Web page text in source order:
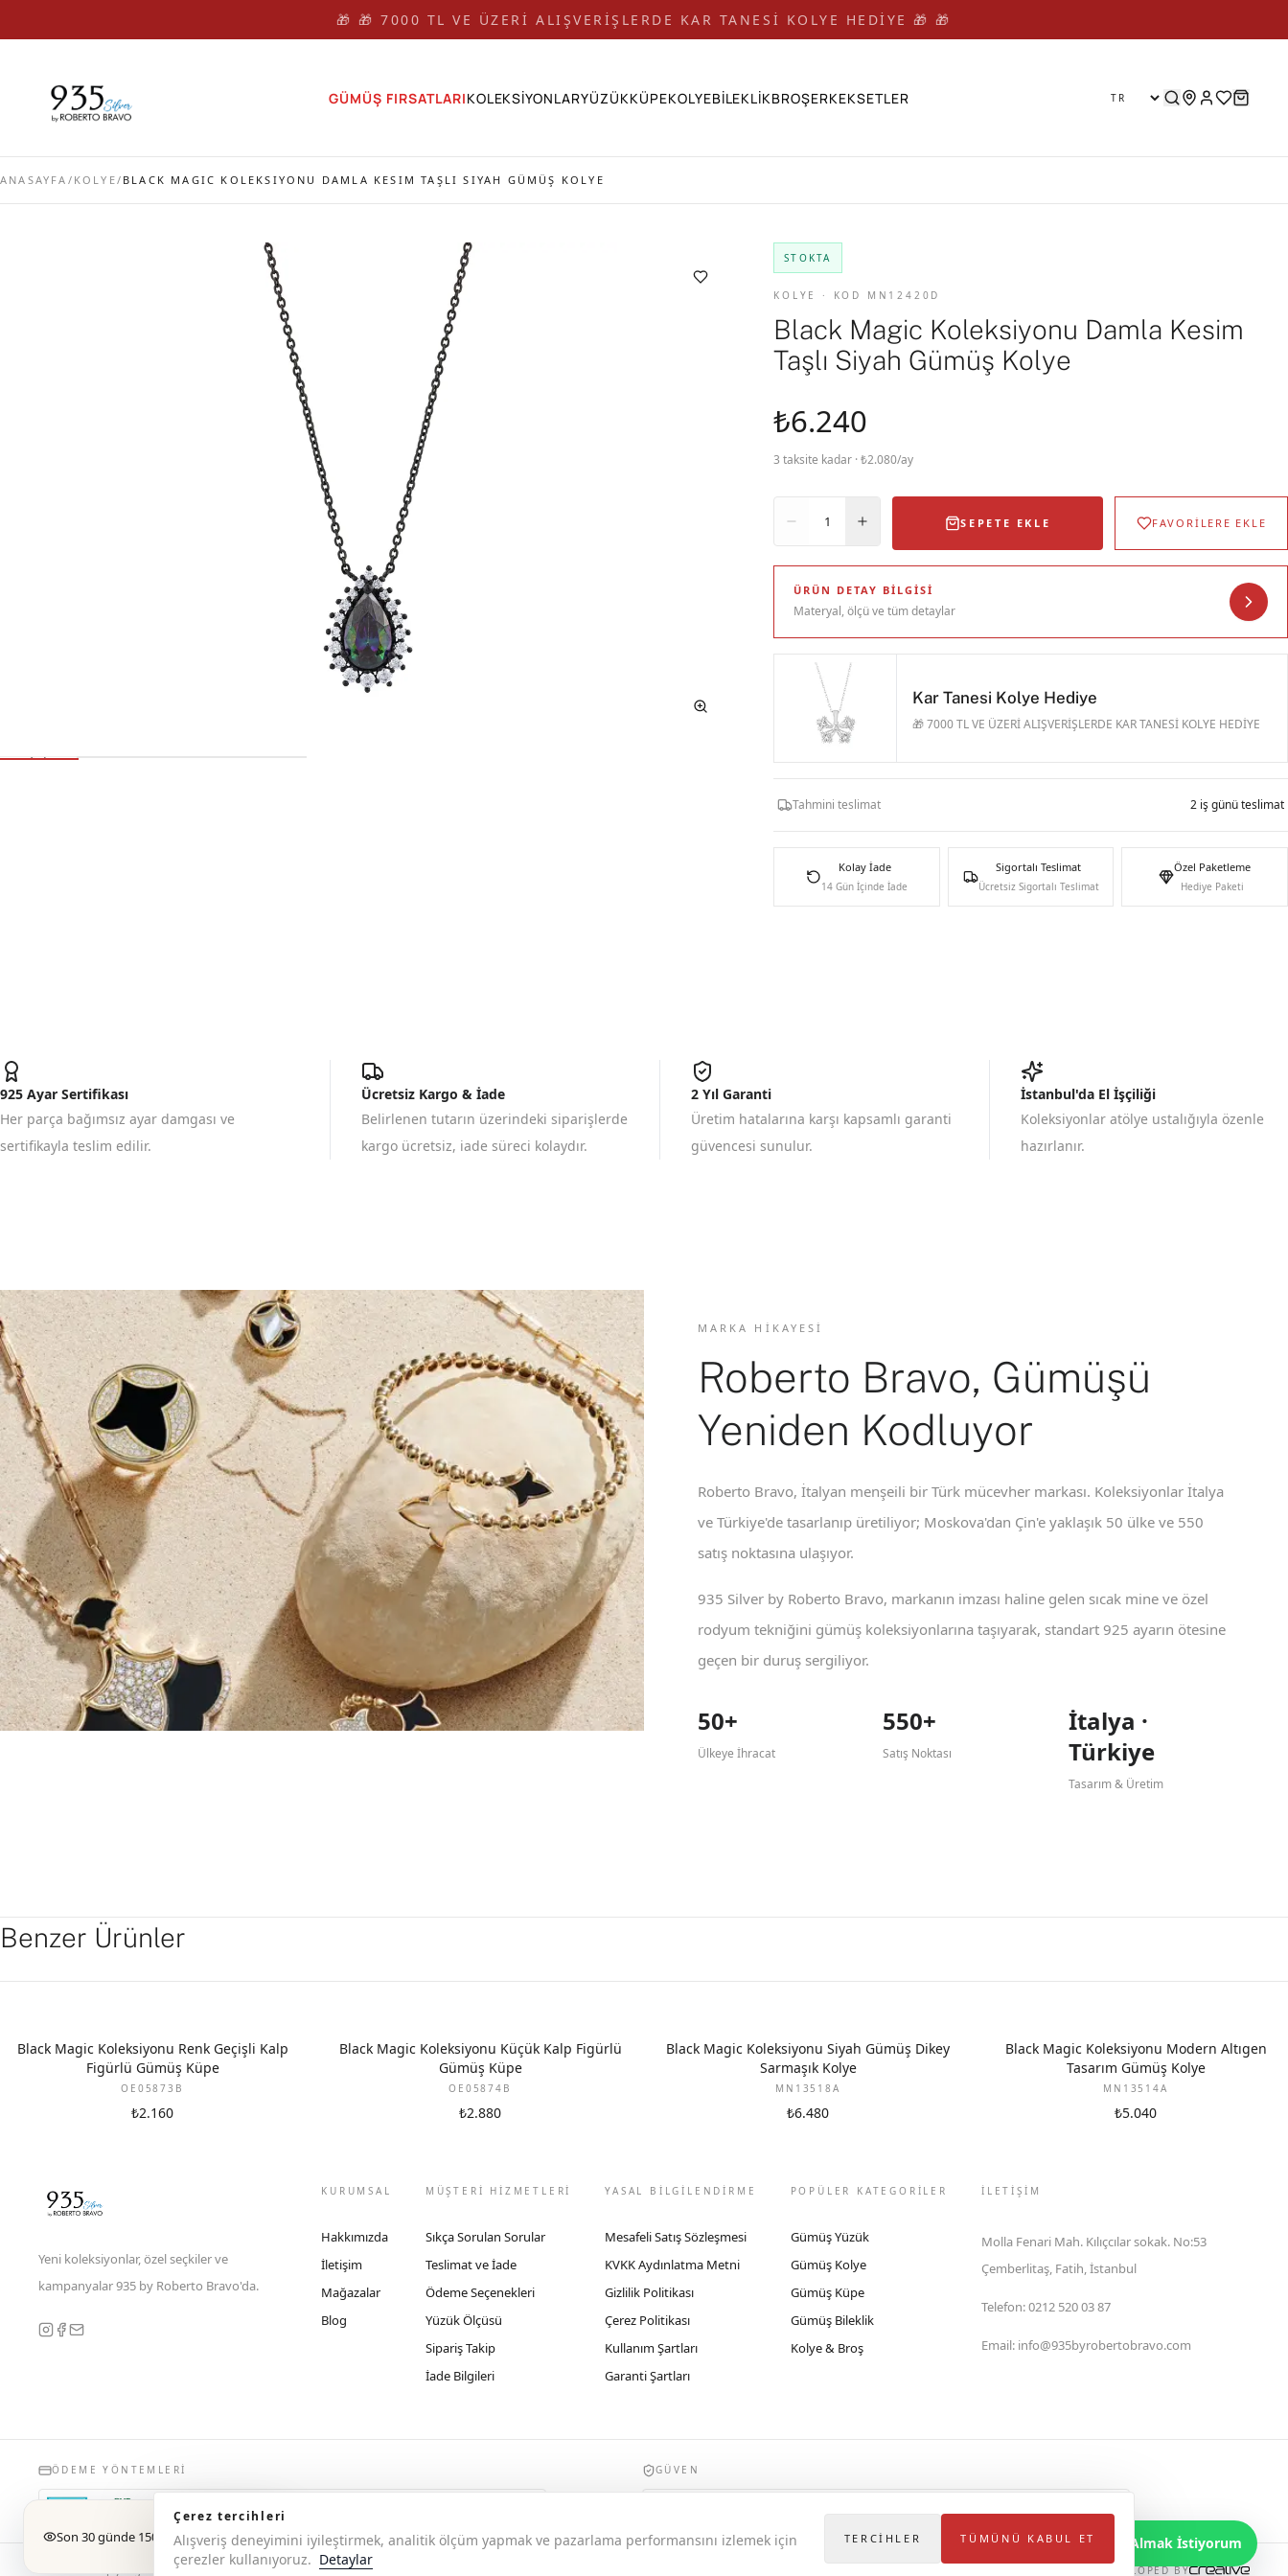
🎁 🎁 7000 TL VE ÜZERİ ALIŞVERİŞLERDE KAR TANESİ KOLYE HEDİYE 🎁 🎁
GÜMÜŞ FIRSATLARIKOLEKSİYONLARYÜZÜKKÜPEKOLYEBİLEKLİKBROŞERKEKSETLER
ANASAYFA / KOLYE/ BLACK MAGIC KOLEKSIYONU DAMLA KESIM TAŞLI SIYAH GÜMÜŞ KOLYE
STOKTA
KOLYE · KOD MN12420D
Black Magic Koleksiyonu Damla Kesim
Taşlı Siyah Gümüş Kolye
Son 30 günde 150 kez incelendi
₺6.240
3 taksite kadar · ₺2.080/ay
1 SEPETE EKLE FAVORİLERE EKLE
ÜRÜN DETAY BILGISI
Materyal, ölçü ve tüm detaylar
Kar Tanesi Kolye Hediye
🎁 7000 TL VE ÜZERİ ALIŞVERİŞLERDE KAR TANESİ KOLYE HEDİYE
Tahmini teslimat 2 iş günü teslimat
Kolay İade
14 Gün İçinde İade
Sigortalı Teslimat
Ücretsiz Sigortalı Teslimat
Özel Paketleme
Hediye Paketi
925 Ayar Sertifikası
Her parça bağımsız ayar damgası ve
sertifikayla teslim edilir.
Ücretsiz Kargo & İade
Belirlenen tutarın üzerindeki siparişlerde
kargo ücretsiz, iade süreci kolaydır.
2 Yıl Garanti
Üretim hatalarına karşı kapsamlı garanti
güvencesi sunulur.
İstanbul'da El İşçiliği
Koleksiyonlar atölye ustalığıyla özenle
hazırlanır.
MARKA HIKAYESI
Roberto Bravo, Gümüşü
Yeniden Kodluyor
Roberto Bravo, İtalyan menşeili bir Türk mücevher markası. Koleksiyonlar İtalya
ve Türkiye'de tasarlanıp üretiliyor; Moskova'dan Çin'e yaklaşık 50 ülke ve 550
satış noktasına ulaşıyor.
935 Silver by Roberto Bravo, markanın imzası haline gelen sıcak mine ve özel
rodyum tekniğini gümüş koleksiyonlarına taşıyarak, standart 925 ayarın ötesine
geçen bir duruş sergiliyor.
50+
Ülkeye İhracat
550+
Satış Noktası
İtalya ·
Türkiye
Tasarım & Üretim
Benzer Ürünler
Black Magic Koleksiyonu Renk Geçişli Kalp
Figürlü Gümüş Küpe
OE05873B
₺2.160
Black Magic Koleksiyonu Küçük Kalp Figürlü
Gümüş Küpe
OE05874B
₺2.880
Black Magic Koleksiyonu Siyah Gümüş Dikey
Sarmaşık Kolye
MN13518A
₺6.480
Black Magic Koleksiyonu Modern Altıgen
Tasarım Gümüş Kolye
MN13514A
₺5.040
Yeni koleksiyonlar, özel seçkiler ve
kampanyalar 935 by Roberto Bravo'da.
KURUMSAL
Hakkımızda
İletişim
Mağazalar
Blog
MÜŞTERİ HİZMETLERİ
Sıkça Sorulan Sorular
Teslimat ve İade
Ödeme Seçenekleri
Yüzük Ölçüsü
Sipariş Takip
İade Bilgileri
YASAL BİLGİLENDİRME
Mesafeli Satış Sözleşmesi
KVKK Aydınlatma Metni
Gizlilik Politikası
Çerez Politikası
Kullanım Şartları
Garanti Şartları
POPÜLER KATEGORİLER
Gümüş Yüzük
Gümüş Kolye
Gümüş Küpe
Gümüş Bileklik
Kolye & Broş
İLETIŞIM
Molla Fenari Mah. Kılıçcılar sokak. No:53
Çemberlitaş, Fatih, İstanbul
Telefon:0212 520 03 87
Email: info@935byrobertobravo.com
ÖDEME YÖNTEMLERI GÜVEN
© 2026 Copyright 935 by Roberto Bravo DEVELOPED BY
Bilgi Almak İstiyorum
Çerez tercihleri
Alışveriş deneyimini iyileştirmek, analitik ölçüm yapmak ve pazarlama performansını izlemek için
çerezler kullanıyoruz. Detaylar
TERCIHLER TÜMÜNÜ KABUL ET